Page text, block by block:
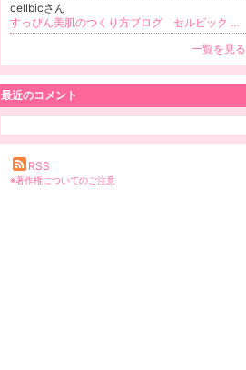
cellbicさん
すっぴん美肌のつくり方ブログ セルビック 更新
一覧を見る
最近のコメント
RSS
※著作権についてのご注意